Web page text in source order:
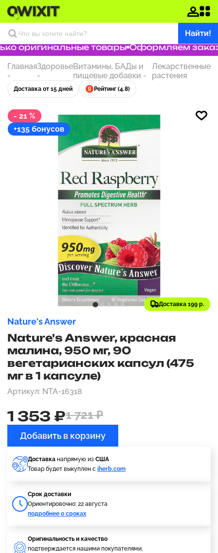
Найти!
оригинальные товары Оформляем заказ
Главная
-
Здоровье
-
Витамины, БАДы и
пищевые добавки -
Лекарственные
растения
Доставка от 15 дней Рейтинг (4.8)
- 21 %
+135 бонусов
Доставка 199 р.
Nature's Answer
Nature's Answer, красная
малина, 950 мг, 90
вегетарианских капсул (475
мг в 1 капсуле)
Артикул: NTA-16318
1 353 ₽1 721 ₽
Добавить в корзину
Доставка напрямую из США
Товар будет выкуплен с iherb.com
Cрок доставки
Ориентировочно: 22 августа
подробнее о сроках
Оригинальность и качество
подтверждается нашими покупателями,